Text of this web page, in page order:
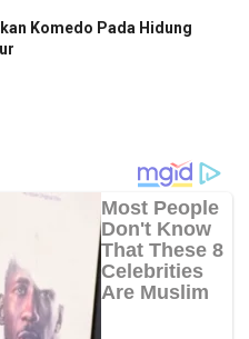
Komedo Pada Hidung